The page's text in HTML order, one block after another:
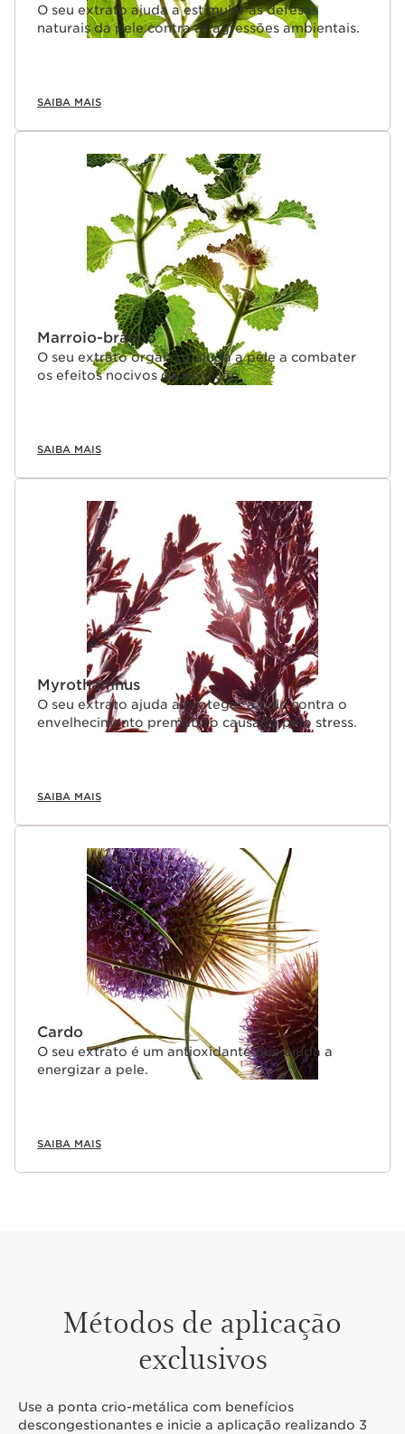
O seu extrato ajuda a estimular as defesas
naturais da pele contra as agressões ambientais.
SAIBA MAIS
Marroio-branco
O seu extrato orgânico ajuda a pele a combater
os efeitos nocivos da poluição.
SAIBA MAIS
Myrothamnus
O seu extrato ajuda a proteger a pele contra o
envelhecimento prematuro causado pelo stress.
SAIBA MAIS
Cardo
O seu extrato é um antioxidante que ajuda a
energizar a pele.
SAIBA MAIS
Métodos de aplicação
exclusivos
Use a ponta crio-metálica com benefícios
descongestionantes e inicie a aplicação realizando 3